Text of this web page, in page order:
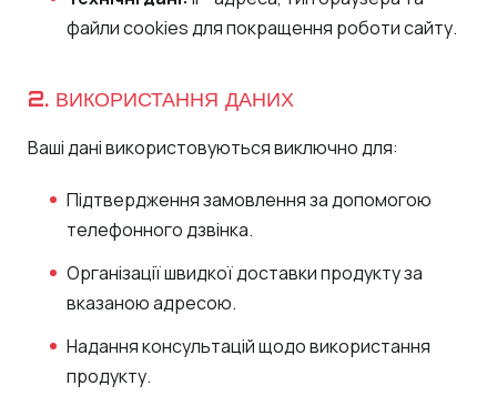
файли cookies для покращення роботи сайту.
2. ВИКОРИСТАННЯ ДАНИХ
Ваші дані використовуються виключно для:
Підтвердження замовлення за допомогою
телефонного дзвінка.
Організації швидкої доставки продукту за
вказаною адресою.
Надання консультацій щодо використання
продукту.